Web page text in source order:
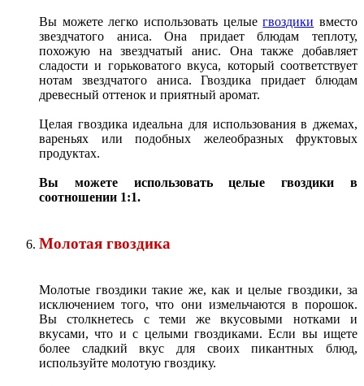
Вы можете легко использовать целыегвоздики вместо
звездчатого аниса. Она придает блюдам теплоту,
похожую на звездчатый анис. Она также добавляет
сладости и горьковатого вкуса, который соответствует
нотам звездчатого аниса. Гвоздика придает блюдам
древесный оттенок и приятный аромат.
Целая гвоздика идеальна для использования в джемах,
вареньях или подобных желеобразных фруктовых
продуктах.
Вы можете использовать целые гвоздики в
соотношении 1:1.
Молотая гвоздика
Молотые гвоздики такие же, как и целые гвоздики, за
исключением того, что они измельчаются в порошок.
Вы столкнетесь с теми же вкусовыми нотками и
вкусами, что и с целыми гвоздиками. Если вы ищете
более сладкий вкус для своих пикантных блюд,
используйте молотую гвоздику.